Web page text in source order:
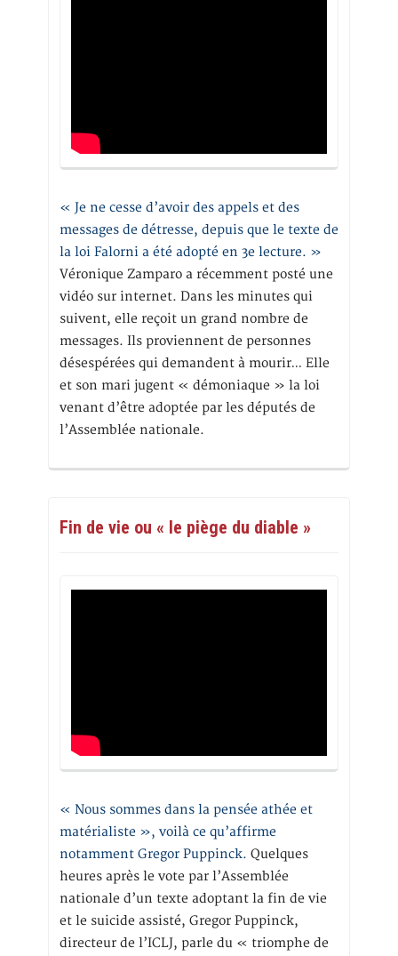
« Je ne cesse d’avoir des appels et des
messages de détresse, depuis que le texte de
la loi Falorni a été adopté en 3e lecture. »
Véronique Zamparo a récemment posté une
vidéo sur internet. Dans les minutes qui
suivent, elle reçoit un grand nombre de
messages. Ils proviennent de personnes
désespérées qui demandent à mourir… Elle
et son mari jugent « démoniaque » la loi
venant d’être adoptée par les députés de
l’Assemblée nationale.
Fin de vie ou « le piège du diable »
« Nous sommes dans la pensée athée et
matérialiste », voilà ce qu’affirme
notamment Gregor Puppinck. Quelques
heures après le vote par l’Assemblée
nationale d’un texte adoptant la fin de vie
et le suicide assisté, Gregor Puppinck,
directeur de l’ICLJ, parle du « triomphe de